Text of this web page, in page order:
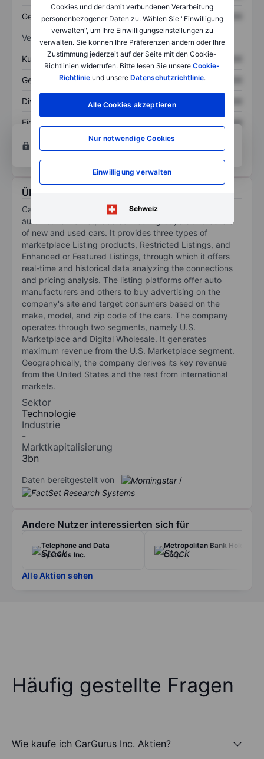
Cookies und der damit verbundenen Verarbeitung
personenbezogener Daten zu. Wählen Sie "Einwilligung
verwalten", um Ihre Einwilligungseinstellungen zu
verwalten. Sie können Ihre Präferenzen ändern oder Ihre
Zustimmung jederzeit auf der Seite mit den Cookie-
Richtlinien widerrufen. Bitte lesen Sie unsere Cookie-
Richtlinieund unsere Datenschutzrichtlinie.
Alle Cookies akzeptieren
Nur notwendige Cookies
Einwilligung verwalten
Schweiz
Gesamtschulden XXXXXXX XXXXXXX
Verhältnisse
Kurs/Umsatz XXXXXXX XXXXXXX
Gewinn je Aktie XXXXXXX XXXXXXX
Dividende je Aktie XXXXXXX
Eigenkapitalrendite
XXXXXXX
Konto eröffnenum Zugriff auf mehr Diagramm-
und Analyse-Tools zu erhalten.
Über CarGurus Inc.
CarGurus Inc is a company that acts as an online
automotive marketplace connecting buyers and sellers
of new and used cars. It provides three types of
marketplace Listing products, Restricted Listings, and
Enhanced or Featured Listings, through which it offers
real-time and historical data analyzing the connections
and pricing analysis. The listing platforms offer auto
manufacturers and others to buy advertising on the
company's site and target consumers based on the
make, model, and zip code of the cars. The company
operates through two segments, namely U.S.
Marketplace and Digital Wholesale. It generates
maximum revenue from the U.S. Marketplace segment.
Geographically, the company derives its key revenue
from the United States and the rest from international
markets.
Sektor
Technologie
Industrie
-
Marktkapitalisierung
3bn
Daten bereitgestellt von /
Andere Nutzer interessierten sich für
Telephone and Data
Systems Inc.
Metropolitan Bank Holding
Corp.
Alle Aktien sehen
Häufig gestellte Fragen
Wie kaufe ich CarGurus Inc. Aktien?